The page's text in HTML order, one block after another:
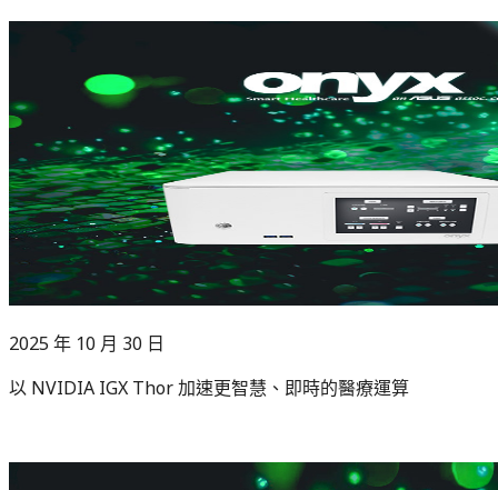
2025 年 10 月 30 日
以 NVIDIA IGX Thor 加速更智慧、即時的醫療運算